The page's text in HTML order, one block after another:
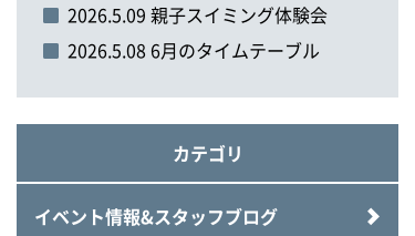
2026.5.09 親子スイミング体験会
2026.5.08 6月のタイムテーブル
カテゴリ
イベント情報&スタッフブログ